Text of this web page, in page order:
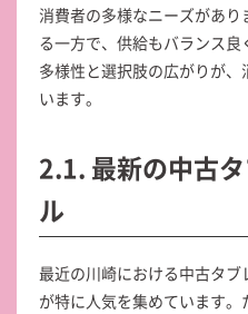
消費者の多様なニーズがあ
る一方で、供給もバランス
多様性と選択肢の広がりが
います。
2.1. 最新の中古
ル
最近の川崎における中古タ
が特に人気を集めています